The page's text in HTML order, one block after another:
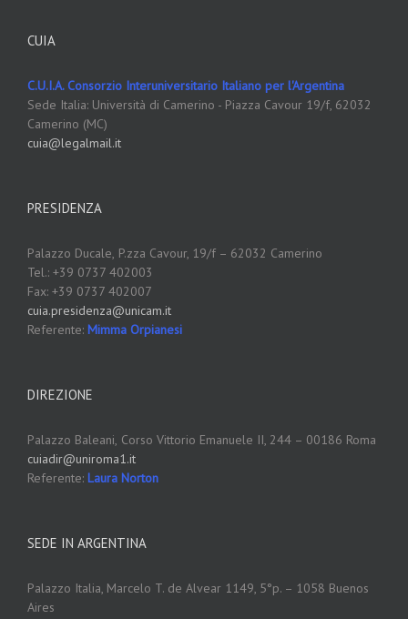
CUIA
C.U.I.A. Consorzio Interuniversitario Italiano per l'Argentina
Sede Italia: Università di Camerino - Piazza Cavour 19/f, 62032
Camerino (MC)
cuia@legalmail.it
PRESIDENZA
Palazzo Ducale, P.zza Cavour, 19/f – 62032 Camerino
Tel.: +39 0737 402003
Fax: +39 0737 402007
cuia.presidenza@unicam.it
Referente: Mimma Orpianesi
DIREZIONE
Palazzo Baleani, Corso Vittorio Emanuele II, 244 – 00186 Roma
cuiadir@uniroma1.it
Referente: Laura Norton
SEDE IN ARGENTINA
Palazzo Italia, Marcelo T. de Alvear 1149, 5°p. – 1058 Buenos
Aires